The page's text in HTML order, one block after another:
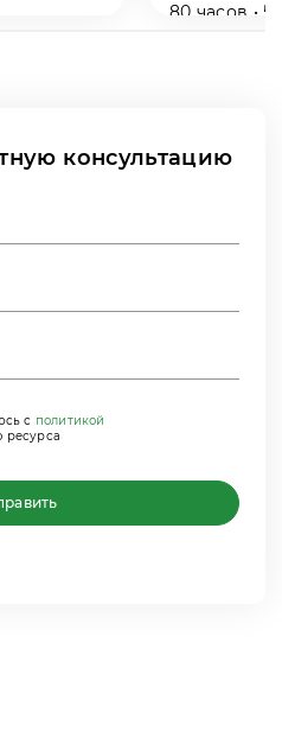
80 часов • 5
консультацию
с политикой
ресурса